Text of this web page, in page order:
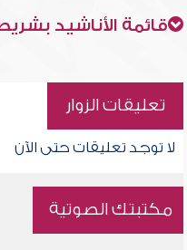
قائمة الأناشيد
تعليقات الزوار
لا توجد تعليقات حتى الآن
مكتبتك الصوتية